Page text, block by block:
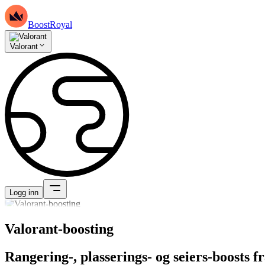
BoostRoyal
Valorant
Logg inn
Valorant-boosting
Rangering-, plasserings- og seiers-